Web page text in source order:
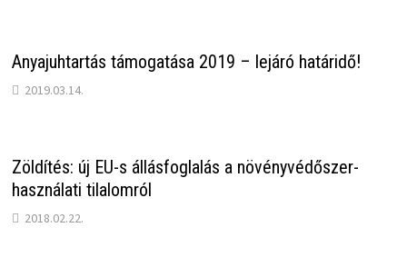
Anyajuhtartás támogatása 2019 – lejáró határidő!
2019.03.14.
Zöldítés: új EU-s állásfoglalás a növényvédőszer-
használati tilalomról
2018.02.22.